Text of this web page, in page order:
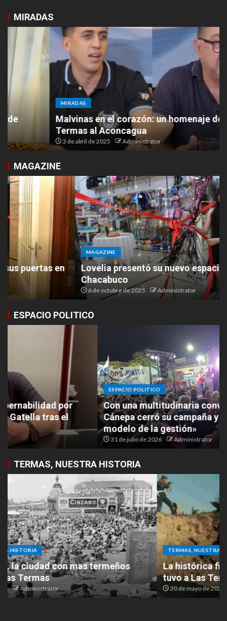
MIRADAS
Malvinas en el corazón: un homenaje desde las
Termas al Aconcagua
3 de abril de 2025 Administrator
MAGAZINE
MAGAZINE
Lovelia presentó su nuevo espacio en Ruta 9 y
Chacabuco
6 de octubre de 2025 Administrator
ESPACIO POLITICO
ESPACIO POLITICO
Con una multitudinaria convocatoria, Paula
Cánepa cerró su campaña y llamó a «elegir el
modelo de la gestión»
31 de julio de 2026 Administrator
TERMAS, NUESTRA HISTORIA
TERMAS, NUESTRA HISTORIA
La histórica filmación de “El Cabo Savino” que
tuvo a Las Termas como protagonista
20 de mayo de 2026 Administrator